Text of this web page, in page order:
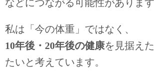
などにつながる可能性があります
私は「今の体重」ではなく、
10年後・20年後の健康を見据え
たいと考えています。